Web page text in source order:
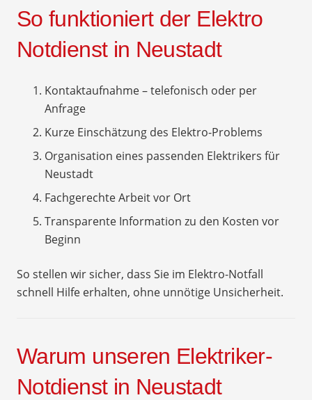
So funktioniert der Elektro
Notdienst in Neustadt
Kontaktaufnahme – telefonisch oder per
Anfrage
Kurze Einschätzung des Elektro-Problems
Organisation eines passenden Elektrikers für
Neustadt
Fachgerechte Arbeit vor Ort
Transparente Information zu den Kosten vor
Beginn
So stellen wir sicher, dass Sie im Elektro-Notfall
schnell Hilfe erhalten, ohne unnötige Unsicherheit.
Warum unseren Elektriker-
Notdienst in Neustadt